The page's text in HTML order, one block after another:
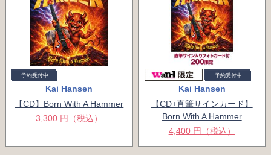
予約受付中
Kai Hansen
【CD】Born With A Hammer
3,300 円（税込）
予約受付中
Kai Hansen
【CD+直筆サインカード】
Born With A Hammer
4,400 円（税込）